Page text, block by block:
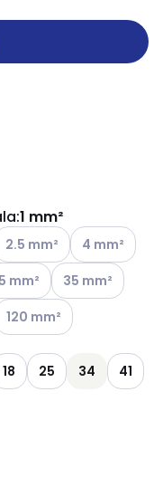
:1 mm²
käytettävissä
2.5 mm² Katso
4 mm²
vaihtoehdot
olevat vaihtoehdot
käytettävissä olevat
mm² Katso
35 mm²
vaihtoehdot
olevat
käytettävissä
120 mm²
olevat
18 25 34
41